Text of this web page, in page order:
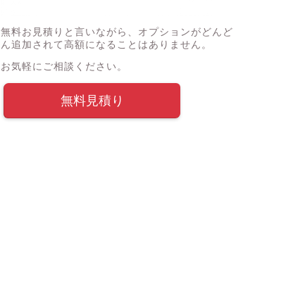
無料お見積りと言いながら、オプションがどんど
ん追加されて高額になることはありません。
お気軽にご相談ください。
無料見積り